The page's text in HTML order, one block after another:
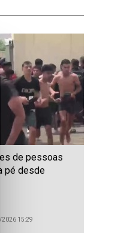
de pessoas
pé desde
2026 15:29